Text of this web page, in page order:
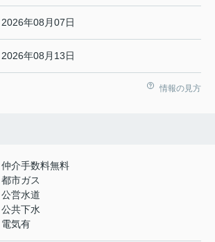
2026年08月07日
2026年08月13日
情報の見方
仲介手数料無料
都市ガス
公営水道
公共下水
電気有